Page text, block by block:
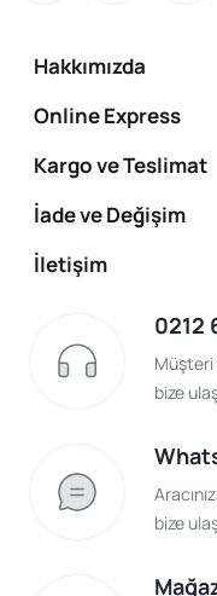
Hakkımızda
Online Express
Kargo ve Teslimat
İade ve Değişim
İletişim
0212
Müşteri
bize
bize